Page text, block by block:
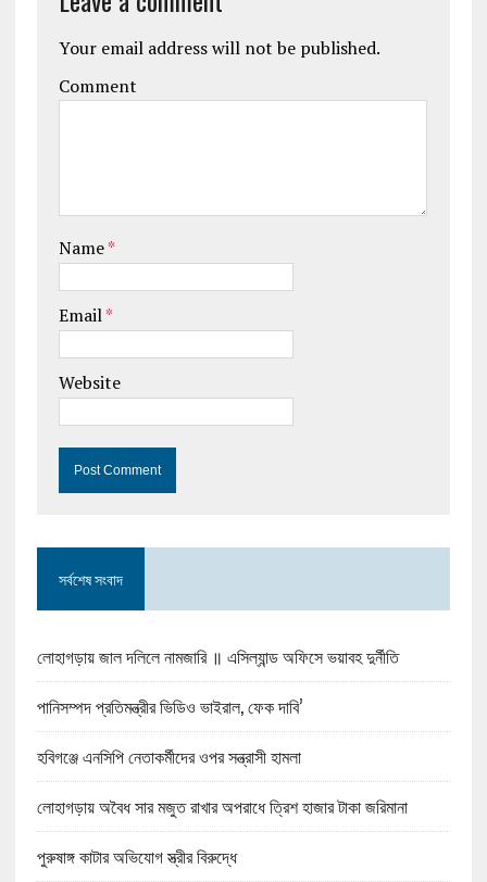
Your email address will not be published.
Comment
Name*
Email*
Website
সর্বশেষ সংবাদ
লোহাগড়ায় জাল দলিলে নামজারি ॥ এসিল্যান্ড অফিসে ভয়াবহ দুর্নীতি
পানিসম্পদ প্রতিমন্ত্রীর ভিডিও ভাইরাল, ফেক দাবি’
হবিগঞ্জে এনসিপি নেতাকর্মীদের ওপর সন্ত্রাসী হামলা
লোহাগড়ায় অবৈধ সার মজুত রাখার অপরাধে ত্রিশ হাজার টাকা জরিমানা
পুরুষাঙ্গ কাটার অভিযোগ স্ত্রীর বিরুদ্ধে